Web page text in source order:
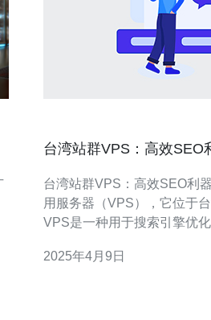
台湾站群VPS：高效SEO
台湾站群VPS：高效SEO利器 台湾站群VPS是一种虚拟专
用服务器（VPS），它位于
VPS是一种用于搜索引擎优
势： 地理位置优势：台湾
2025年4月9日